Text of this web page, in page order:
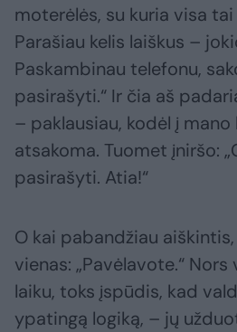
moterėlės, su kuria visa
Parašiau kelis laiškus –
Paskambinau telefonu,
pasirašyti.“ Ir čia aš
– paklausiau, kodėl į
atsakoma. Tuomet įniršo:
pasirašyti. Atia!“
O kai pabandžiau
vienas: „Pavėlavote.“
laiku, toks įspūdis, kad
ypatingą logiką, – jų